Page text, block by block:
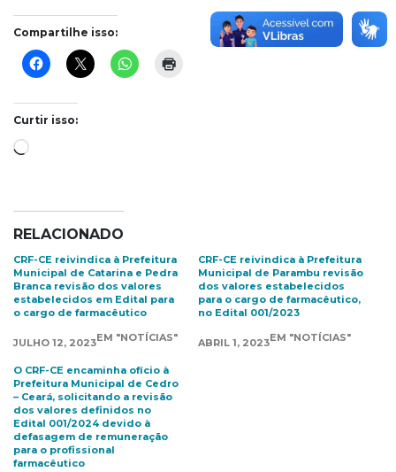
Compartilhe isso:
Curtir isso:
Carregando...
RELACIONADO
CRF-CE reivindica à Prefeitura
Municipal de Catarina e Pedra
Branca revisão dos valores
estabelecidos em Edital para
o cargo de farmacêutico
JULHO 12, 2023EM "NOTÍCIAS"
CRF-CE reivindica à Prefeitura
Municipal de Parambu revisão
dos valores estabelecidos
para o cargo de farmacêutico,
no Edital 001/2023
ABRIL 1, 2023EM "NOTÍCIAS"
O CRF-CE encaminha ofício à
Prefeitura Municipal de Cedro
– Ceará, solicitando a revisão
dos valores definidos no
Edital 001/2024 devido à
defasagem de remuneração
para o profissional
farmacêutico